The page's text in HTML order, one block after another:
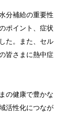
分補給の重要性
ポイント、症状
た。また、セル
皆さまに熱中症
の健康で豊かな
活性化につなが